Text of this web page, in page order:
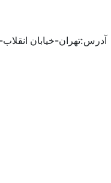
آدرس:تهران-خیابان